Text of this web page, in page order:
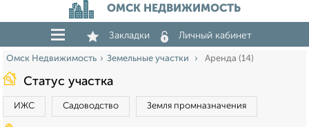
ОМСК НЕДВИЖИМОСТЬ
Закладки Личный кабинет
Омск Недвижимость Земельные участки Аренда (14)
Статус участка
ИЖС Садоводство Земля промназначения